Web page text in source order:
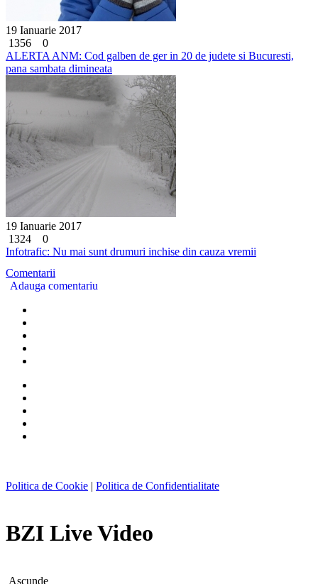
19 Ianuarie 2017
1356
0
ALERTA ANM: Cod galben de ger in 20 de judete si Bucuresti,
pana sambata dimineata
19 Ianuarie 2017
1324
0
Infotrafic: Nu mai sunt drumuri inchise din cauza vremii
Comentarii
Adauga comentariu
Politica de Cookie | Politica de Confidentialitate
BZI Live Video
Ascunde